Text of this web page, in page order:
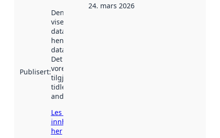
Publisert:
Denne datoen
viser når
datasettet vart
henta inn av
data.norge.no.
Det kan ha
vore
tilgjengeleg
tidlegare
andre stader.
Les meir om
innhenting
her
24. mars 2026